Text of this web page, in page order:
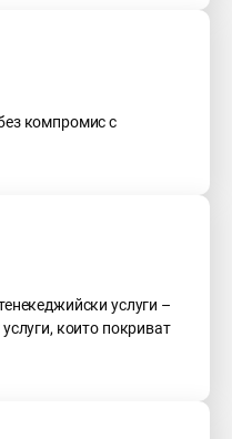
компромис с
услуги –
които покриват